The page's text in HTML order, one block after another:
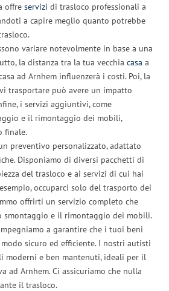
offre servizi di trasloco professionali a
a capire meglio quanto potrebbe
variare notevolmente in base a una
la distanza tra la tua vecchia casa a
ad Arnhem influenzerà i costi. Poi, la
trasportare può avere un impatto
i servizi aggiuntivi, come
e il rimontaggio dei mobili,
finale.
preventivo personalizzato, adattato
Disponiamo di diversi pacchetti di
del trasloco e ai servizi di cui hai
occuparci solo del trasporto dei
offrirti un servizio completo che
smontaggio e il rimontaggio dei mobili.
a garantire che i tuoi beni
sicuro ed efficiente. I nostri autisti
moderni e ben mantenuti, ideali per il
ad Arnhem. Ci assicuriamo che nulla
il trasloco.